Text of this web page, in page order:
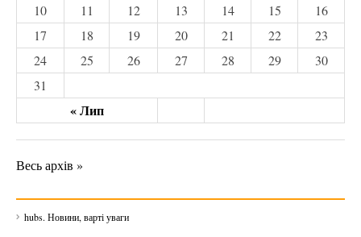
« Лип
10
11 12 13 14 15
16
17
18 19 20 21 22
23
24
25 26 27 28 29
30
31
Весь архів »
hubs. Новини, варті уваги